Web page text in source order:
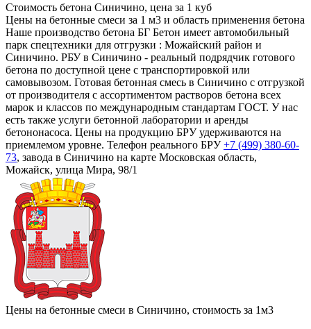
Стоимость бетона Синичино, цена за 1 куб
Цены на бетонные смеси за 1 м3 и область применения бетона
Наше производство бетона БГ Бетон имеет автомобильный
парк спецтехники для отгрузки : Можайский район и
Синичино. РБУ в Синичино - реальный подрядчик готового
бетона по доступной цене с транспортировкой или
самовывозом. Готовая бетонная смесь в Синичино с отгрузкой
от производителя с ассортиментом растворов бетона всех
марок и классов по международным стандартам ГОСТ. У нас
есть также услуги бетонной лаборатории и аренды
бетононасоса. Цены на продукцию БРУ удерживаются на
приемлемом уровне. Телефон реального БРУ+7 (499) 380-60-
73, завода в Синичино на карте Московская область,
Можайск, улица Мира, 98/1
Цены на бетонные смеси в Синичино, стоимость за 1м3